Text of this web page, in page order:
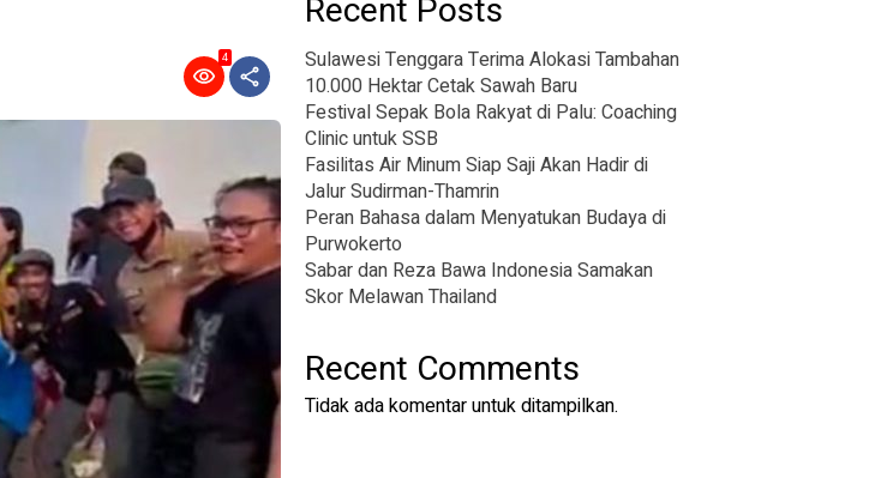
4
Recent Posts
Sulawesi Tenggara Terima Alokasi Tambahan
10.000 Hektar Cetak Sawah Baru
Festival Sepak Bola Rakyat di Palu: Coaching
Clinic untuk SSB
Fasilitas Air Minum Siap Saji Akan Hadir di
Jalur Sudirman-Thamrin
Peran Bahasa dalam Menyatukan Budaya di
Purwokerto
Sabar dan Reza Bawa Indonesia Samakan
Skor Melawan Thailand
Recent Comments
Tidak ada komentar untuk ditampilkan.